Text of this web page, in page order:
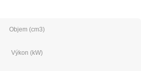
Objem (cm3)
Výkon (kW)